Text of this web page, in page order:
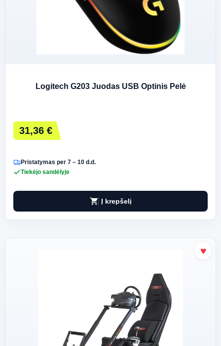
Logitech G203 Juodas USB Optinis Pelė
31,36 €
Pristatymas per 7 – 10 d.d.
Tiekėjo sandėlyje
shopping_cart Į krepšelį